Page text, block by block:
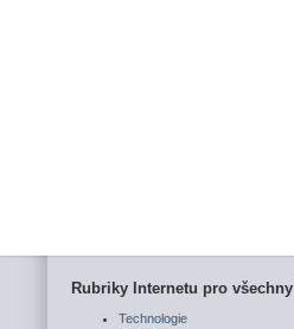
Rubriky Internetu pro všechny
Technologie